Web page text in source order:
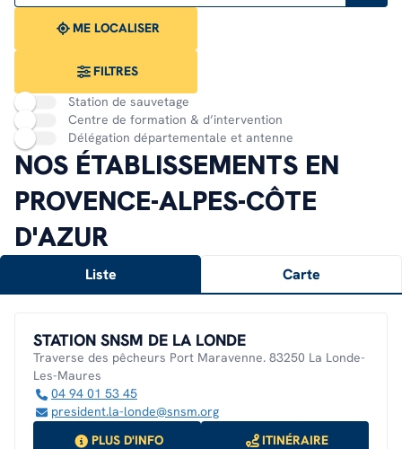
adresse
ME LOCALISER
FILTRES
Station de sauvetage
Centre de formation & d’intervention
Délégation départementale et antenne
NOS ÉTABLISSEMENTS EN
PROVENCE-ALPES-CÔTE
D'AZUR
Liste Carte
STATION SNSM DE LA LONDE
Traverse des pêcheurs Port Maravenne. 83250 La Londe-
Les-Maures
04 94 01 53 45
president.la-londe@snsm.org
PLUS D'INFO
ITINÉRAIRE